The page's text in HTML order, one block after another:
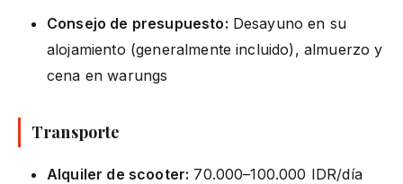
Consejo de presupuesto: Desayuno en su
alojamiento (generalmente incluido), almuerzo y
cena en warungs
Transporte
Alquiler de scooter: 70.000–100.000 IDR/día